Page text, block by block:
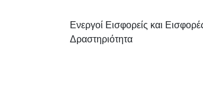
Ενεργοί Εισφορείς και
Δραστηριότητα